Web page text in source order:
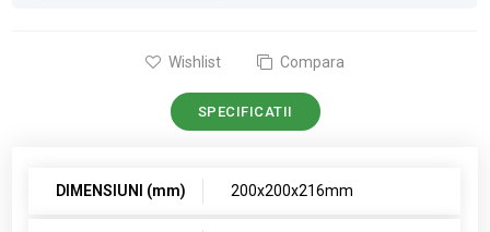
Wishlist Compara
SPECIFICATII
DIMENSIUNI (mm) 200x200x216mm